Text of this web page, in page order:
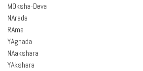
MOksha-Deva
NArada
RAma
YAgnada
NAakshara
YAkshara